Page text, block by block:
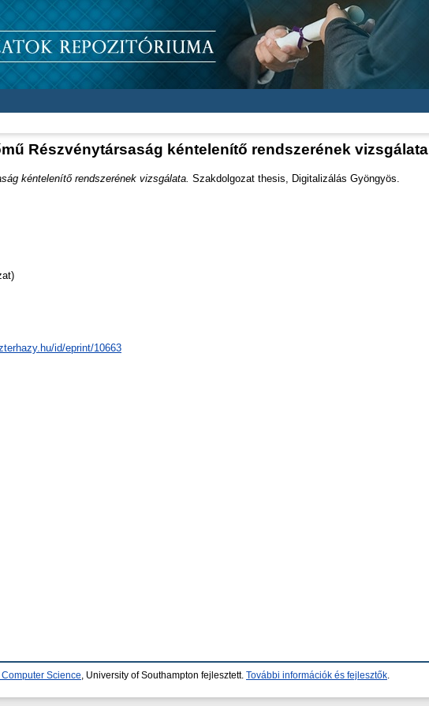
Részvénytársaság kéntelenítő rendszerének vizsgálata
kéntelenítő rendszerének vizsgálata. Szakdolgozat thesis, Digitalizálás Gyöngyös.
id/eprint/10663
Science , University of Southampton fejlesztett. További információk és fejlesztők